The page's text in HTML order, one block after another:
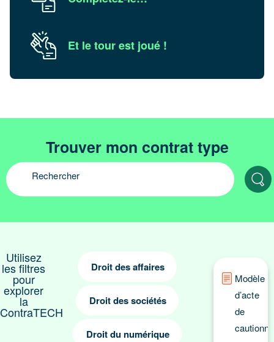
Et le tour est joué !
Trouver mon contrat type
Utilisez
les filtres
pour
explorer
la
ContraTECH
Droit des affaires
Droit des sociétés
Droit du numérique
Modèle
d’acte
de